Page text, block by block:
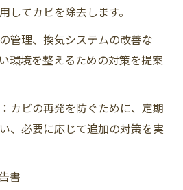
してカビを除去します。
管理、換気システムの改善な
環境を整えるための対策を提案
カビの再発を防ぐために、定期
、必要に応じて追加の対策を実
書